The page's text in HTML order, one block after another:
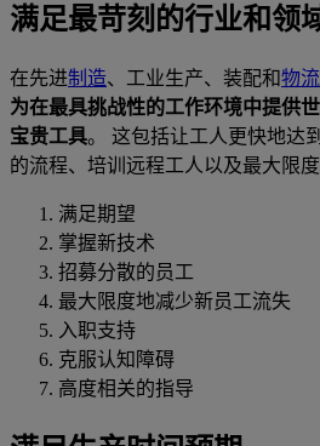
满足最苛刻的行业和领
在先进制造、工业生产、装配和物流
为在最具挑战性的工作环境中提供
宝贵工具。
这包括让工人更快地达
的流程、培训远程工人以及最大限
满足期望
掌握新技术
招募分散的员工
最大限度地减少新员工流失
入职支持
克服认知障碍
高度相关的指导